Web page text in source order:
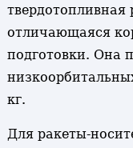
твердотопливная
отличающаяся
подготовки. Она
кг.
Для ракеты-